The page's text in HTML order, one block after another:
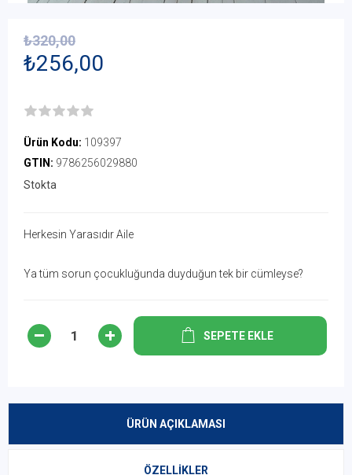
₺256,00
₺320,00
Ürün Kodu: 109397
GTIN: 9786256029880
Stokta
Herkesin Yarasıdır Aile
Ya tüm sorun çocukluğunda duyduğun tek bir cümleyse?
SEPETE EKLE
ÜRÜN AÇIKLAMASI
ÖZELLIKLER